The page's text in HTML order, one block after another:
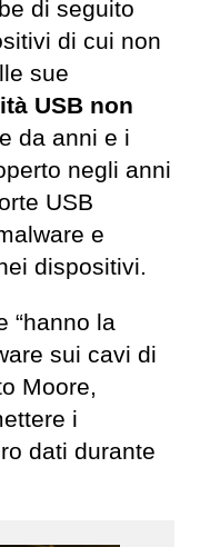
di seguito
di cui non
sue
USB non
da anni e i
negli anni
USB
e
dispositivi.
“hanno la
sui cavi di
Moore,
i
dati durante